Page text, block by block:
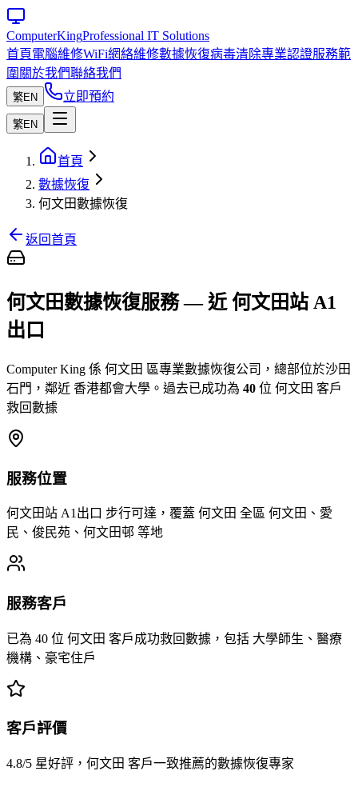
ComputerKingProfessional IT Solutions
首頁電腦維修WiFi網絡維修數據恢復病毒清除專業認證服務範
圍 關於我們聯絡我們
繁EN 立即預約
繁EN
首頁
數據恢復
何文田數據恢復
返回首頁
何文田數據恢復服務 — 近 何文田站 A1
出口
Computer King 係 何文田 區專業數據恢復公司，總部位於沙田
石門，鄰近 香港都會大學。過去已成功為 40 位 何文田 客戶
救回數據
服務位置
何文田站 A1出口 步行可達，覆蓋 何文田 全區 何文田、愛
民、俊民苑、何文田邨 等地
服務客戶
已為 40 位 何文田 客戶成功救回數據，包括 大學師生、醫療
機構、豪宅住戶
客戶評價
4.8/5 星好評，何文田 客戶一致推薦的數據恢復專家